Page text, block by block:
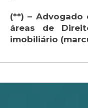
(**) – Advogado
áreas de
imobiliário